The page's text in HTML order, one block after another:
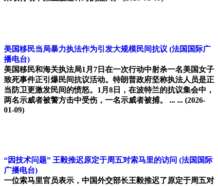
美国移民当局暴力执法作为引发大规模民间抗议 (法国国际广
播电台)
美国移民和海关执法局1月7日在一次行动中射杀一名美国女子
致死事件正引爆民间抗议活动。特朗普政府坚称执法人员是正
当防卫更激发民间的愤怒。1月8日，在波特兰的抗议集会中，
两名示威者被警方击中受伤，一名示威者被捕。 ... ... (2026-
01-09)
“因技术问题” 王毅推迟原定于周五对索马里的访问 (法国国际
广播电台)
一位索马里官员表示，中国外交部长王毅推迟了原定于周五对